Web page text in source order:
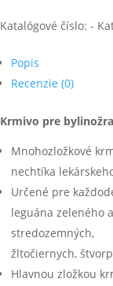
Katalógové číslo: -
Popis
Recenzie (0)
Krmivo pre
Mnohozložkové
nechtíka
Určené pre
leguána zeleného
stredozemných,
žltočiernych,
Hlavnou zložkou